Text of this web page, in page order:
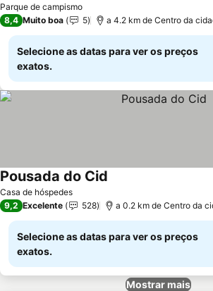
Parque de campismo
8,4 Muito boa 5 a 4.2 km de Centro da
Selecione as datas para ver os preços
exatos.
Casa de hóspedes
Pousada do Cid
9,2 Excelente 528 a 0.2 km de Centro da
Selecione as datas para ver os preços
exatos.
Mostrar mais